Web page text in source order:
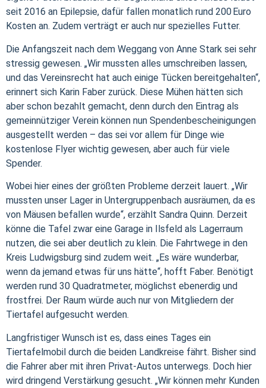
seit 2016 an Epilepsie, dafür fallen monatlich rund 200 Euro
Kosten an. Zudem verträgt er auch nur spezielles Futter.
Die Anfangszeit nach dem Weggang von Anne Stark sei sehr
stressig gewesen. „Wir mussten alles umschreiben lassen,
und das Vereinsrecht hat auch einige Tücken bereitgehalten“,
erinnert sich Karin Faber zurück. Diese Mühen hätten sich
aber schon bezahlt gemacht, denn durch den Eintrag als
gemeinnütziger Verein können nun Spendenbescheinigungen
ausgestellt werden – das sei vor allem für Dinge wie
kostenlose Flyer wichtig gewesen, aber auch für viele
Spender.
Wobei hier eines der größten Probleme derzeit lauert. „Wir
mussten unser Lager in Untergruppenbach ausräumen, da es
von Mäusen befallen wurde“, erzählt Sandra Quinn. Derzeit
könne die Tafel zwar eine Garage in Ilsfeld als Lagerraum
nutzen, die sei aber deutlich zu klein. Die Fahrtwege in den
Kreis Ludwigsburg sind zudem weit. „Es wäre wunderbar,
wenn da jemand etwas für uns hätte“, hofft Faber. Benötigt
werden rund 30 Quadratmeter, möglichst ebenerdig und
frostfrei. Der Raum würde auch nur von Mitgliedern der
Tiertafel aufgesucht werden.
Langfristiger Wunsch ist es, dass eines Tages ein
Tiertafelmobil durch die beiden Landkreise fährt. Bisher sind
die Fahrer aber mit ihren Privat-Autos unterwegs. Doch hier
wird dringend Verstärkung gesucht. „Wir können mehr Kunden